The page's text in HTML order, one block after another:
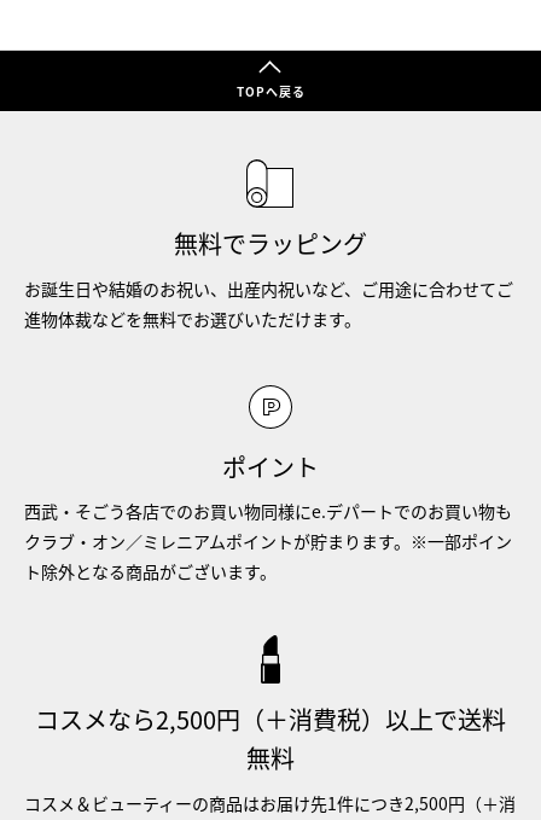
TOPへ戻る
無料でラッピング
お誕生日や結婚のお祝い、出産内祝いなど、ご用途に合わせてご
進物体裁などを無料でお選びいただけます。
ポイント
西武・そごう各店でのお買い物同様にe.デパートでのお買い物も
クラブ・オン／ミレニアムポイントが貯まります。※一部ポイン
ト除外となる商品がございます。
コスメなら2,500円（＋消費税）以上で送料
無料
コスメ＆ビューティーの商品はお届け先1件につき2,500円（＋消